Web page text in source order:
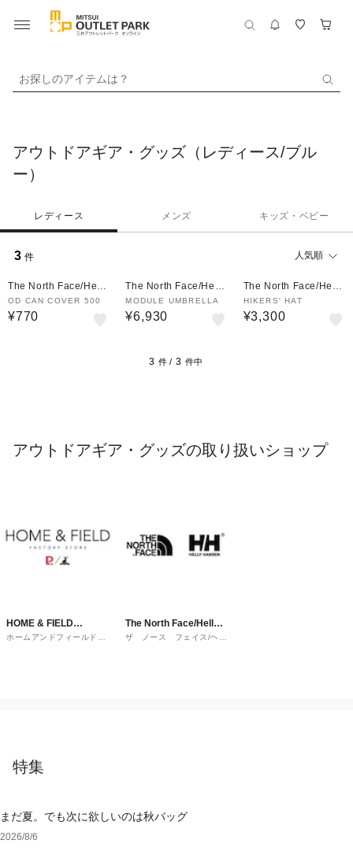
お探しのアイテムは？
アウトドアギア・グッズ（レディース/ブル
ー）
レディース メンズ キッズ・ベビー
3 件 人気順
The North Face/Helly
Hansen
OD CAN COVER 500
¥770
The North Face/Helly
Hansen
MODULE UMBRELLA
¥6,930
The North Face/Helly
Hansen
HIKERS' HAT
¥3,300
3 件 / 3 件中
アウトドアギア・グッズの取り扱いショップ
HOME & FIELD
FACTORY STORE
ホームアンドフィールドフ
The North Face/Helly
Hansen
ザ ノース フェイス/ヘリ
特集
まだ夏。でも次に欲しいのは秋バッグ
2026/8/6